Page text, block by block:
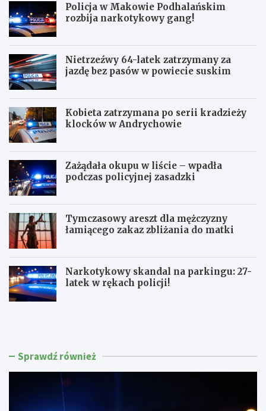
Policja w Makowie Podhalańskim
rozbija narkotykowy gang!
Nietrzeźwy 64-latek zatrzymany za
jazdę bez pasów w powiecie suskim
Kobieta zatrzymana po serii kradzieży
klocków w Andrychowie
Zażądała okupu w liście – wpadła
podczas policyjnej zasadzki
Tymczasowy areszt dla mężczyzny
łamiącego zakaz zbliżania do matki
Narkotykowy skandal na parkingu: 27-
latek w rękach policji!
P
j
N
z Sprawdź również